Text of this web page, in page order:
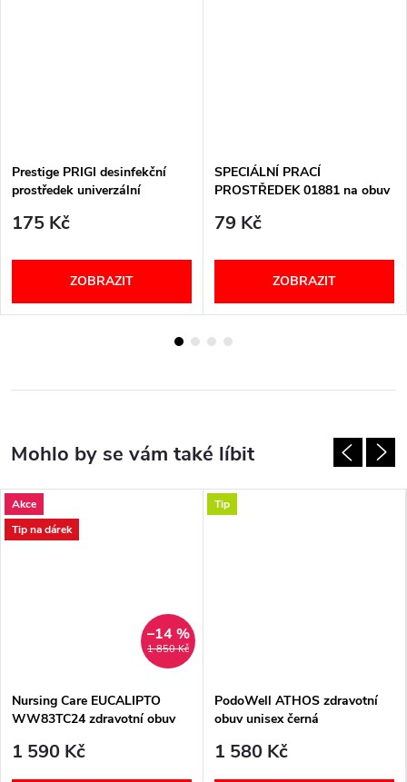
Prestige PRIGI desinfekční
prostředek univerzální
175 Kč
ZOBRAZIT
SPECIÁLNÍ PRACÍ
PROSTŘEDEK 01881 na obuv
79 Kč
ZOBRAZIT
Akce
Tip na dárek
1 850 Kč
–14 %
Nursing Care EUCALIPTO
WW83TC24 zdravotní obuv
1 590 Kč
Tip
PodoWell ATHOS zdravotní
obuv unisex černá
1 580 Kč